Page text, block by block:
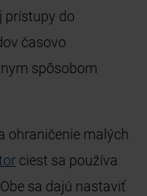
prístupy do
časovo
spôsobom
ohraničenie malých
ciest sa používa
sa dajú nastaviť